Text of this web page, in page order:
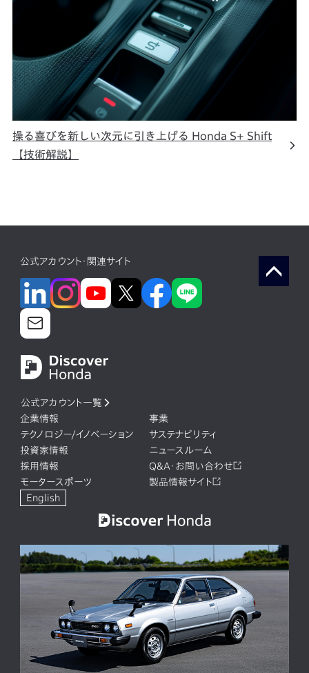
操る喜びを新しい次元に引き上げる Honda S+ Shift
【技術解説】
公式アカウント・関連サイト
公式アカウント一覧
企業情報
事業
テクノロジー/イノベーション
サステナビリティ
投資家情報
ニュースルーム
採用情報
Q&A・お問い合わせ
モータースポーツ
製品情報サイト
English